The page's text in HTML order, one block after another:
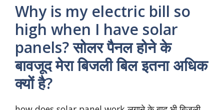
Why is my electric bill so
high when I have solar
panels? सोलर पैनल होने के
बावजूद मेरा बिजली बिल इतना अधिक
क्यों है?